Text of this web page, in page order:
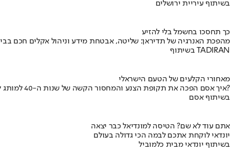
בשיתוף עיריית ירושלים
כך תחסכו בחשמל בלי להזיע
מהפכת האנרגיה של תדיראן: שליטה, אבטחת מידע וניהול אקלים חכם
בשיתוף TADIRAN
מאחורי הקלעים של הטעם הישראלי
איך אסם הפכה את תקופת הצנע והמחסור הקשה של שנות ה-40 למותג לאומי?
בשיתוף אסם
אתם עוד לא שם? הטיסה למונדיאל כבר יצאה
יונדאי לוקחת אתכם לבמה הכי גדולה בעולם
בשיתוף יונדאי מבית כלמוביל